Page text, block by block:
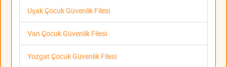
Uşak Çocuk Güvenlik Filesi
Van Çocuk Güvenlik Filesi
Yozgat Çocuk Güvenlik Filesi